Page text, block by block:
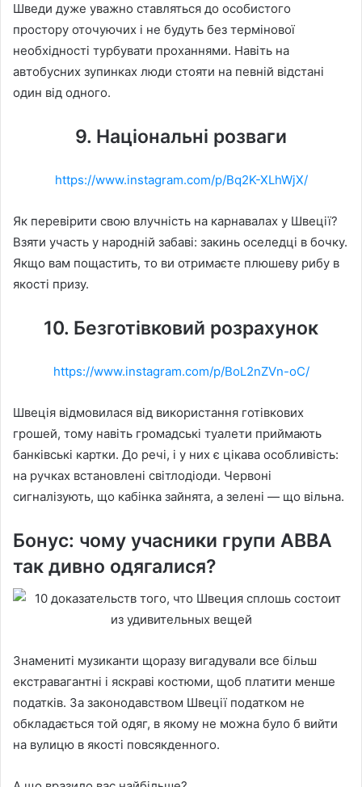
Шведи дуже уважно ставляться до особистого
простору оточуючих і не будуть без термінової
необхідності турбувати проханнями. Навіть на
автобусних зупинках люди стояти на певній відстані
один від одного.
9. Національні розваги
https://www.instagram.com/p/Bq2K-XLhWjX/
Як перевірити свою влучність на карнавалах у Швеції?
Взяти участь у народній забаві: закинь оселедці в бочку.
Якщо вам пощастить, то ви отримаєте плюшеву рибу в
якості призу.
10. Безготівковий розрахунок
https://www.instagram.com/p/BoL2nZVn-oC/
Швеція відмовилася від використання готівкових
грошей, тому навіть громадські туалети приймають
банківські картки. До речі, і у них є цікава особливість:
на ручках встановлені світлодіоди. Червоні
сигналізують, що кабінка зайнята, а зелені — що вільна.
Бонус: чому учасники групи АВВА
так дивно одягалися?
Знамениті музиканти щоразу вигадували все більш
екстравагантні і яскраві костюми, щоб платити менше
податків. За законодавством Швеції податком не
обкладається той одяг, в якому не можна було б вийти
на вулицю в якості повсякденного.